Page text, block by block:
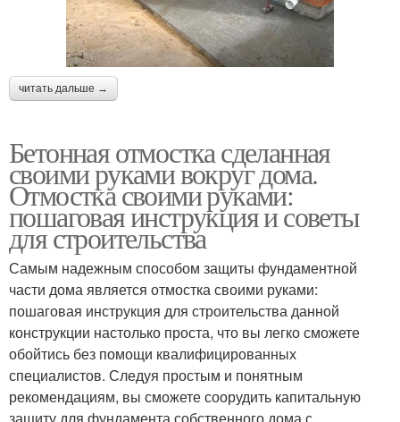
читать дальше →
Бетонная отмостка сделанная
своими руками вокруг дома.
Отмостка своими руками:
пошаговая инструкция и советы
для строительства
Самым надежным способом защиты фундаментной
части дома является отмостка своими руками:
пошаговая инструкция для строительства данной
конструкции настолько проста, что вы легко сможете
обойтись без помощи квалифицированных
специалистов. Следуя простым и понятным
рекомендациям, вы сможете соорудить капитальную
защиту для фундамента собственного дома с